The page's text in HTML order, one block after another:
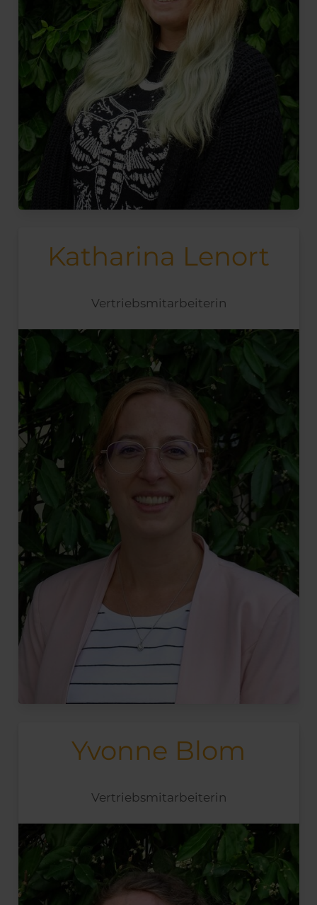
Katharina Lenort
Vertriebsmitarbeiterin
Yvonne Blom
Vertriebsmitarbeiterin